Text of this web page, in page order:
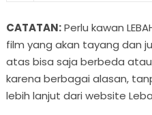
CATATAN:Perlu kawan
film yang akan tayang dan
atas bisa saja berbeda
karena berbagai alasan,
lebih lanjut dari website